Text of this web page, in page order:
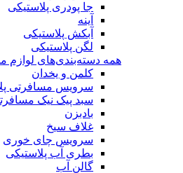
جا پودری پلاستیکی
آینه
آبکش پلاستیکی
لگن پلاستیکی
همه دسته‌بندی‌های لوازم
کلمن و یخدان
سرویس مسافرتی
سبد پیک نیک
بادبزن
غلاف سیخ
سرویس چای خوری
بطری آب پلاستیکی
گالن آب